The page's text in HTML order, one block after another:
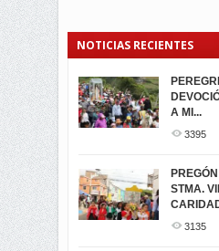
NOTICIAS RECIENTES
A MI...
3395
STMA.
3135
DE LA
3062
-
...
M...